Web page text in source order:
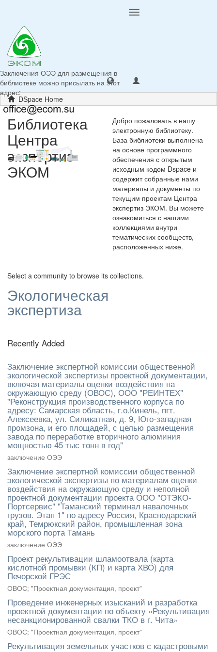
Toggle
Заключения ОЭЭ для размещения в
библиотеке можно присылать на этот
адрес:
DSpace Home
Библиотека
Центра
экспертиз
ЭКОМ
Добро пожаловать в нашу
электронную библиотеку.
База библиотеки выполнена
на основе программного
обеспечения с открытым
исходным кодом Dspace и
содержит собранные нами
материалы и документы по
текущим проектам Центра
экспертиз ЭКОМ. Вы можете
ознакомиться с нашими
коллекциями внутри
тематических сообществ,
расположенных ниже.
Select a community to browse its collections.
Экологическая
экспертиза
Recently Added
Заключение экспертной комиссии общественной
экологической экспертизы проектной документации,
включая материалы оценки воздействия на
окружающую среду (ОВОС), ООО "РЕИНТЕХ"
"Реконструкция производственного корпуса по
адресу: Самарская область, г.о.Кинель, пгт.
Алексеевка, ул. Силикатная, д. 9, Юго-западная
промзона, и его площадей, с целью размещения
завода по переработке вторичного алюминия
мощностью 45 тыс тонн в год"
заключение ОЭЭ
Заключение экспертной комиссии общественной
экологической экспертизы по материалам оценки
воздействия на окружающую среду и неполной
проектной документации проекта ООО "ОТЭКО-
Портсервис" "Таманский терминал навалочных
грузов. Этап 1" по адресу Россия, Краснодарский
край, Темрюкский район, промышленная зона
морского порта Тамань
заключение ОЭЭ
Проект рекультивации шламоотвала (карта
кислотной промывки (КП) и карта ХВО) для
Печорской ГРЭС
ОВОС; "Проектная документация, проект"
Проведение инженерных изысканий и разработка
проектной документации по объекту «Рекультивация
несанкционированной свалки ТКО в г. Чита»
ОВОС; "Проектная документация, проект"
Рекультивация земельных участков с кадастровыми